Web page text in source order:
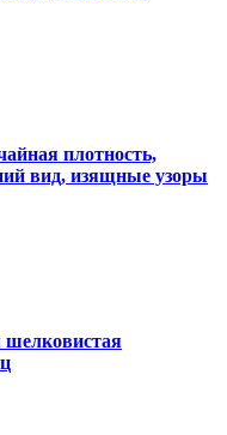
плотность,
вид, изящные узоры
шелковистая